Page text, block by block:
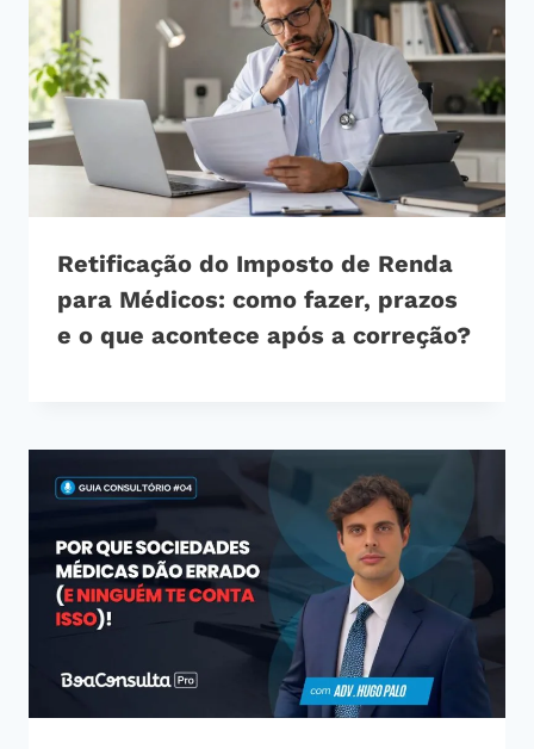
Retificação do Imposto de Renda
para Médicos: como fazer, prazos
e o que acontece após a correção?